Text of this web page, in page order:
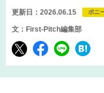
更新日：2026.06.15 ポニ
文：First-Pitch編集部